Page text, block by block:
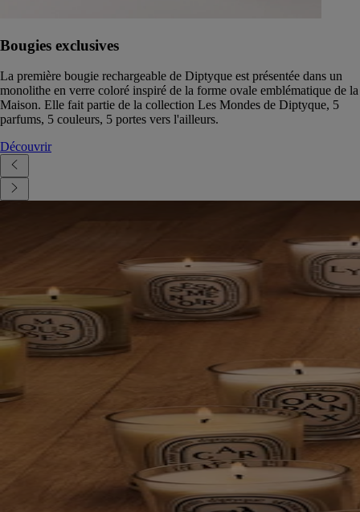
Bougies exclusives
La première bougie rechargeable de Diptyque est présentée dans un
monolithe en verre coloré inspiré de la forme ovale emblématique de la
Maison. Elle fait partie de la collection Les Mondes de Diptyque, 5
parfums, 5 couleurs, 5 portes vers l'ailleurs.
Découvrir